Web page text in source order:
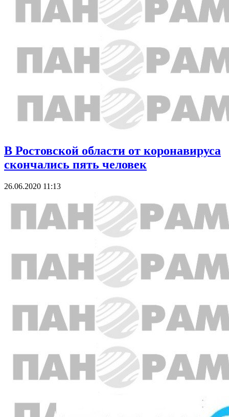
В Ростовской области от коронавируса
скончались пять человек
26.06.2020 11:13